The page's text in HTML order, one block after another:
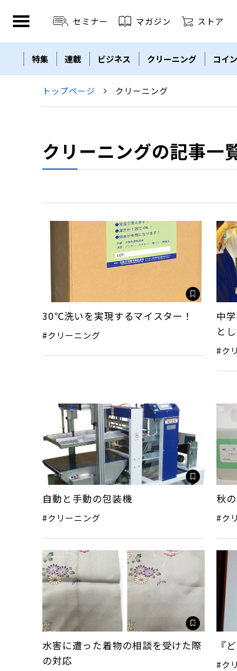
セミナー マガジン ストア
特集 連載 ビジネス クリーニング コイ
トップページ クリーニング
クリーニングの記事一
30℃洗いを実現するマイスター！
#クリーニング
中
とし
#ク
自動と手動の包装機
#クリーニング
秋
#ク
水害に遭った着物の相談を受けた際
の対応
『
#ク